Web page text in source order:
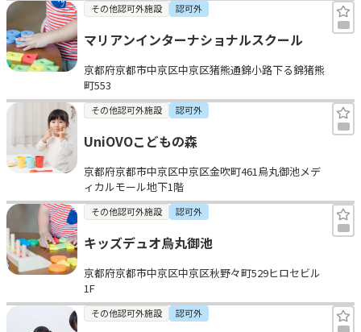
その他認可外施設 認可外
マリアンインターナショナルスクール
京都府京都市中京区中京区猪熊通錦小路下る錦猪熊
町553
その他認可外施設 認可外
UniOVOこどもの森
京都府京都市中京区中京区金吹町461烏丸御池メデ
ィカルモール地下1階
その他認可外施設 認可外
キッズデュオ烏丸御池
京都府京都市中京区中京区秋野々町529ヒロセビル
1F
その他認可外施設 認可外